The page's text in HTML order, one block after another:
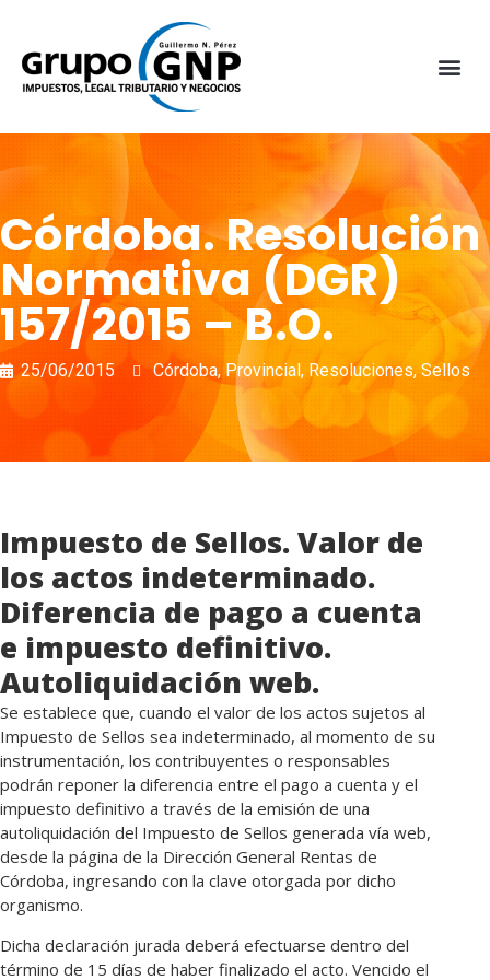
Córdoba. Resolución
Normativa (DGR)
157/2015 – B.O.
25/06/2015 Córdoba,Provincial, Resoluciones,Sellos
Impuesto de Sellos. Valor de
los actos indeterminado.
Diferencia de pago a cuenta
e impuesto definitivo.
Autoliquidación web.
Se establece que, cuando el valor de los actos sujetos al
Impuesto de Sellos sea indeterminado, al momento de su
instrumentación, los contribuyentes o responsables
podrán reponer la diferencia entre el pago a cuenta y el
impuesto definitivo a través de la emisión de una
autoliquidación del Impuesto de Sellos generada vía web,
desde la página de la Dirección General Rentas de
Córdoba, ingresando con la clave otorgada por dicho
organismo.
Dicha declaración jurada deberá efectuarse dentro del
término de 15 días de haber finalizado el acto. Vencido el